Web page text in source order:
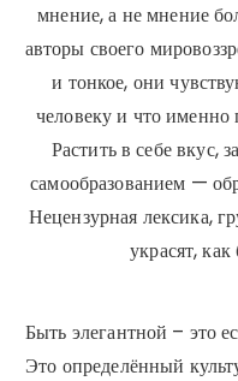
мнение, а не мнение
авторы своего
и тонкое, они
человеку и что именно
Растить в себе вкус,
самообразованием —
Нецензурная лексика,
украсят,
Быть элегантной – это
Это определённый